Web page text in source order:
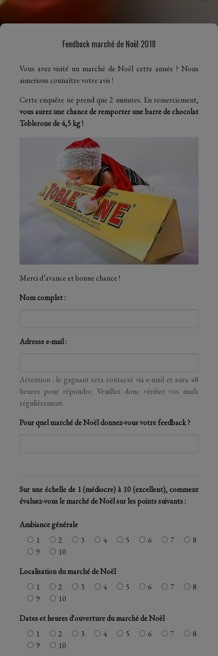
Feedback marché de Noël 2018
Vous avez visité un marché de Noël cette année ? Nous
aimerions connaître votre avis !
Cette enquête ne prend que 2 minutes. En remerciement,
vous aurez une chance de remporter une barre de chocolat
Toblerone de 4,5 kg !
Merci d’avance et bonne chance !
Nom complet :
Adresse e-mail :
Attention : le gagnant sera contacté via e-mail et aura 48
heures pour répondre. Veuillez donc vérifier vos mails
régulièrement.
Pour quel marché de Noël donnez-vous votre feedback ?
Sur une échelle de 1 (médiocre) à 10 (excellent), comment
évaluez-vous le marché de Noël sur les points suivants :
Ambiance générale
1
2 3 4 5 6 7
8
9
10
Localisation du marché de Noël
1
2 3 4 5 6 7
8
9
10
Dates et heures d'ouverture du marché de Noël
1
2 3 4 5 6 7
8
9
10